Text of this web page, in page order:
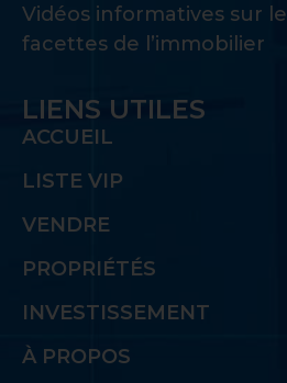
Vidéos informatives sur
facettes de l’immobilier
LIENS UTILES
ACCUEIL
LISTE VIP
VENDRE
PROPRIÉTÉS
INVESTISSEMENT
À PROPOS